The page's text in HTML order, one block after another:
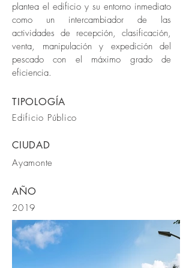
plantea el edificio y su entorno inmediato
como un intercambiador de las
actividades de recepción, clasificación,
venta, manipulación y expedición del
pescado con el máximo grado de
eficiencia.
TIPOLOGÍA
Edificio Público
CIUDAD
Ayamonte
AÑO
2019